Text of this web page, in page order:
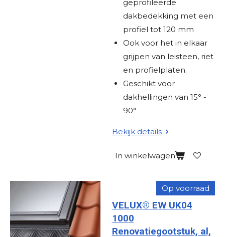
geprofileerde
dakbedekking met een
profiel tot 120 mm
Ook voor het in elkaar
grijpen van leisteen, riet
en profielplaten.
Geschikt voor
dakhellingen van 15° -
90°
Bekijk details
In winkelwagen
Op voorraad
VELUX® EW UK04
1000
Renovatiegootstuk, al,